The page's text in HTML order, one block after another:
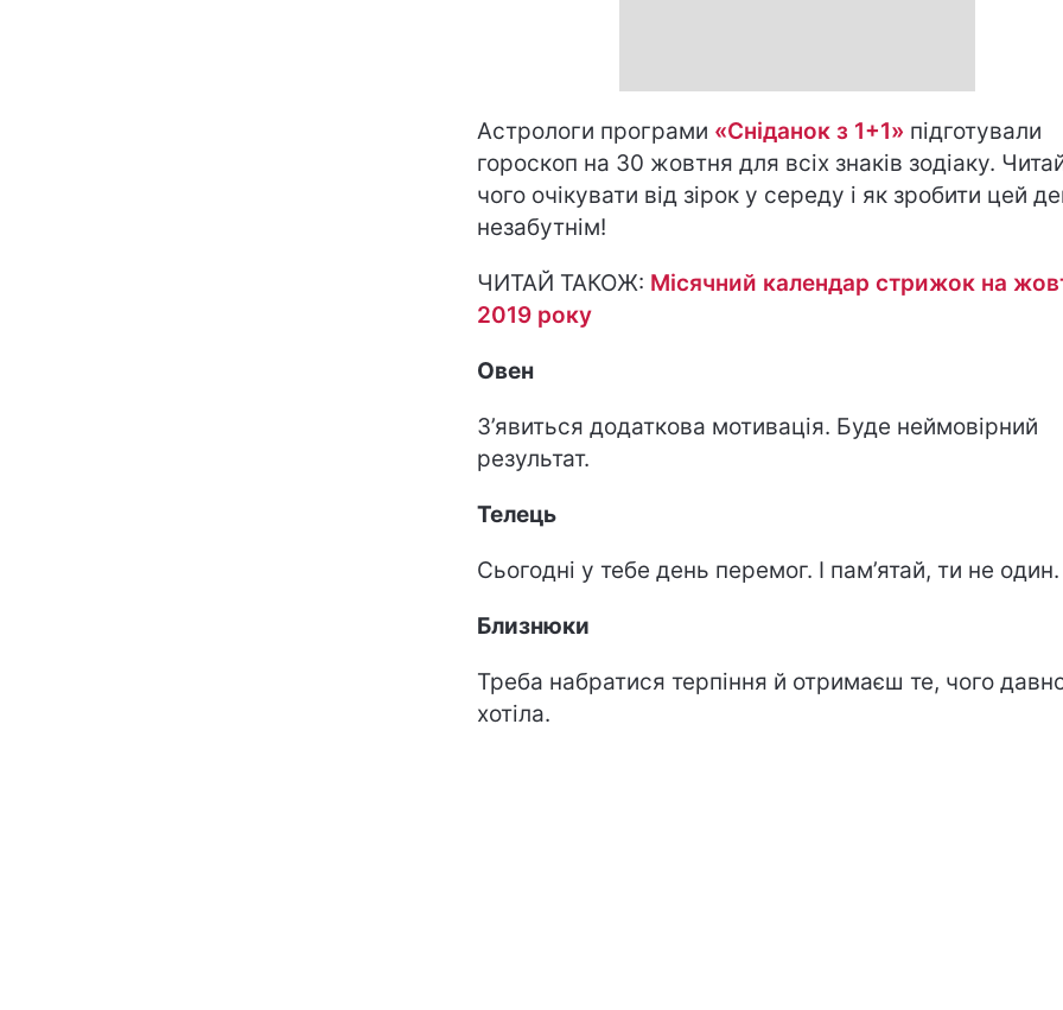
Астрологи програми «Сніданок з 1+1» підготували
гороскоп на 30 жовтня для всіх знаків зодіаку.
чого очікувати від зірок у середу і як зробити цей
незабутнім!
ЧИТАЙ ТАКОЖ: Місячний календар стрижок на
2019 року
Овен
З’явиться додаткова мотивація. Буде неймовірний
результат.
Телець
Сьогодні у тебе день перемог. І пам’ятай, ти не один.
Близнюки
Треба набратися терпіння й отримаєш те, чого
хотіла.